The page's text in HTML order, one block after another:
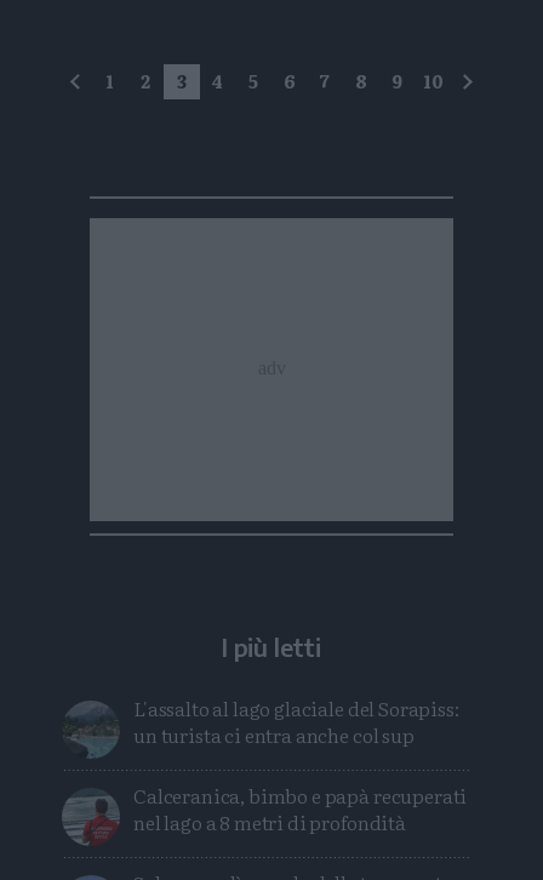
precedente
1 2 3 4 5 6 7 8 9 10
I più letti
L'assalto al lago glaciale del Sorapiss:
un turista ci entra anche col sup
Calceranica, bimbo e papà recuperati
nel lago a 8 metri di profondità